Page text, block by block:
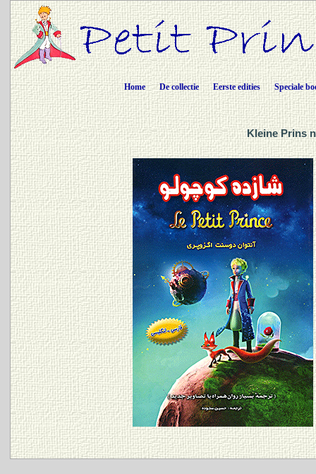
Home De collectie Eerste edities Speciale
Kleine Prins